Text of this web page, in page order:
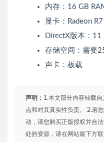
内存：16 GB
显卡：Radeon
DirectX版本：11
存储空间：需要
声卡：板载
声明： 1.本文部分内容转载
点和对其真实性负责。 2.若
动，请您购买正版授权并合
处的资源，请在网站最下方